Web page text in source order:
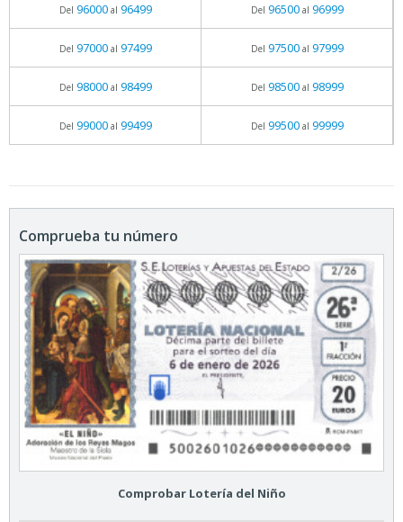
Del 96000al 96499 Del 96500al 96999
Del 97000al 97499 Del 97500al 97999
Del 98000al 98499 Del 98500al 98999
Del 99000al 99499 Del 99500al 99999
Comprueba tu número
Comprobar Lotería del Niño